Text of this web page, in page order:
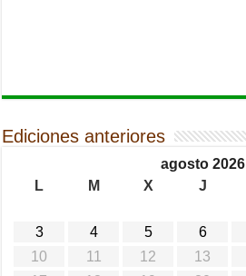
Ediciones anteriores
agosto 2026
L
M X J
3
4 5 6
10
11 12 13